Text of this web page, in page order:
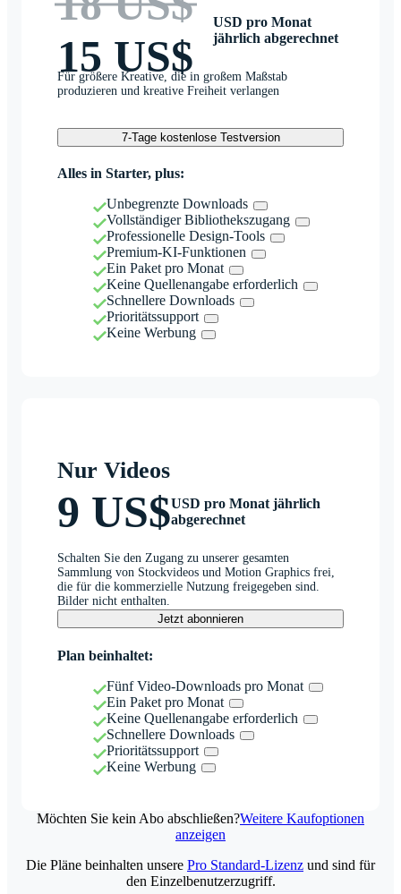
15 US$
USD pro Monat
jährlich abgerechnet
Für größere Kreative, die in großem Maßstab
produzieren und kreative Freiheit verlangen
7-Tage kostenlose Testversion
Alles in Starter, plus:
Unbegrenzte Downloads
Vollständiger Bibliothekszugang
Professionelle Design-Tools
Premium-KI-Funktionen
Ein Paket pro Monat
Keine Quellenangabe erforderlich
Schnellere Downloads
Prioritätssupport
Keine Werbung
Nur Videos
9 US$USD pro Monat jährlich
abgerechnet
Schalten Sie den Zugang zu unserer gesamten
Sammlung von Stockvideos und Motion Graphics frei,
die für die kommerzielle Nutzung freigegeben sind.
Bilder nicht enthalten.
Jetzt abonnieren
Plan beinhaltet:
Fünf Video-Downloads pro Monat
Ein Paket pro Monat
Keine Quellenangabe erforderlich
Schnellere Downloads
Prioritätssupport
Keine Werbung
Möchten Sie kein Abo abschließen?Weitere Kaufoptionen
anzeigen
Die Pläne beinhalten unsere Pro Standard-Lizenz und sind für
den Einzelbenutzerzugriff.